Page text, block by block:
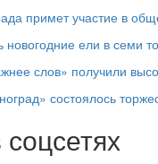
примет участие в
новогодние ели в семи
слов» получили
состоялось